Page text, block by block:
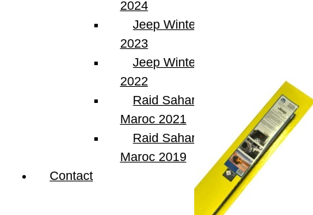
17.78 × 7.62 × 13.97 cm
Produits similaires
2024
Jeep Winter Tour
2023
Jeep Winter Tour
2022
Raid Sahara Tour
Maroc 2021
Raid Sahara Tour
Maroc 2019
Contact